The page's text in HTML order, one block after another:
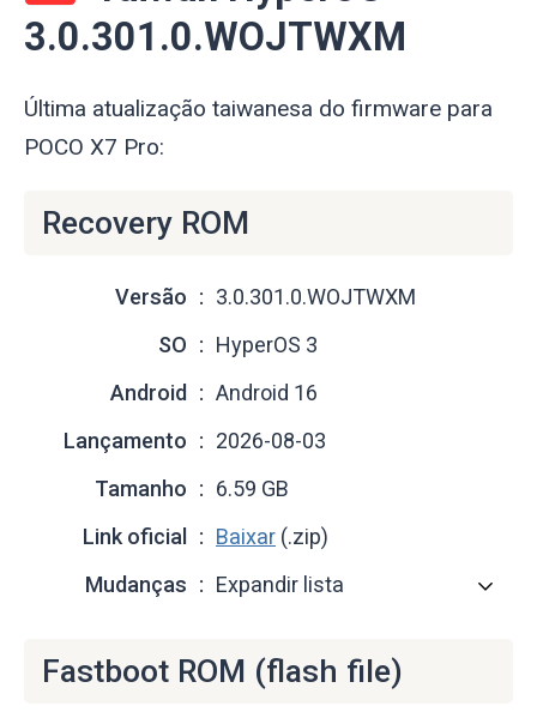
3.0.301.0.WOJTWXM
Última atualização taiwanesa do firmware para
POCO X7 Pro:
Recovery ROM
Versão
3.0.301.0.WOJTWXM
SO
HyperOS 3
Android
Android 16
Lançamento
2026-08-03
Tamanho
6.59 GB
Link oficial
Baixar (.zip)
Mudanças
Expandir lista
Fastboot ROM (flash file)